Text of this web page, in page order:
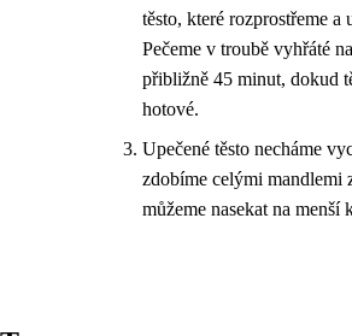
těsto, které rozprostřeme a
Pečeme v troubě vyhřáté
přibližně 45 minut, dokud
hotové.
Upečené těsto necháme
zdobíme celými mandlemi
můžeme nasekat na menší